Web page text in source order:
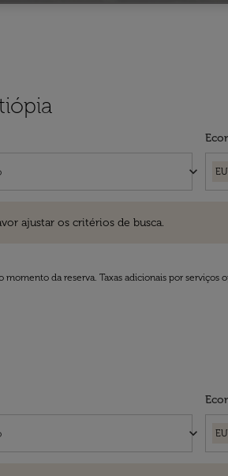
keyboard_arrow_down
ajustar os critérios de busca.
da reserva. Taxas adicionais por serviços
keyboard_arrow_down